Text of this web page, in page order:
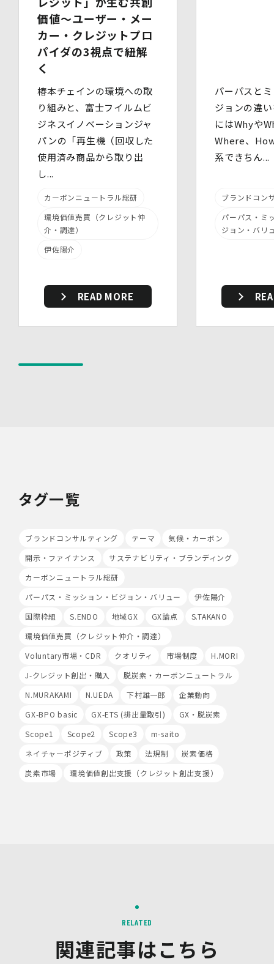
(3)物理的安全管理措置
・個人データを取扱う区域において、従業員の入退室管理
及び持ち込む機器等の制限を行うとともに、権限を有しな
い者による個人データの閲覧を防止する措置を講じていま
す。
・個人データを取り扱う機器、電子媒体及び書類等の盗難
・事務所内外の移動を含め、個人情報を取り扱う機器、電
子媒体及び書類等を持ち運ぶ場合、容易に個人情報が判明
しないよう措置を実施いたします。
(4)技術的安全管理措置
・アクセス制御を実施して、担当者及び取扱う個人情報
データベース等の範囲を限定しています。
の不正アクセス又は不正ソフトウェアから保護する仕組み
を導入しています。
7.本人が容易に認識できない方法による個人情報の取り扱
い
て、Cookieの使用並びに利用者様のIPアドレス、アクセ
め、第三者の運営するツールから当社サイトを訪れる前に
クリックされている広告の情報(クリック日や広告掲載サ
場合があります。
このほか当社では、広告・マーケティング活動のため、第
Google社からその分析結果を受け取り、利用者様の利用
る情報は一切含まれません。また、それらの情報は、
管理されます。
9.第三者配信事業者の広告配信について
Google、Meta（Facebook）、X（Twitter）を含む第
す。）により、インターネット上のさまざまなサイトに当
社の広告が掲載されています。
当社のウェブサイトへの訪問・行動履歴情報に基づいて広
告を配信します。また、当社が保有する個人情報と第三者
配信事業者が保有する個人情報について、本人が特定され
ないデータに不可逆変換した上で第三者配信事業者におい
あります。第三者配信事業者が、これらの情報を広告配信
以外の目的で利用することはありません。
10.保有個人データの開示等
当社の保有個人データについて、利用目的の通知・開示・
内容の訂正・追加又は削除・利用の停止・消去、第三者へ
に定める要件を満たす場合には、当社の定める手続に従っ
て速やかに対応します。
開示等のお求めについては、以下のお問い合わせ窓口まで
価値～ユーザー・メー
カー・クレジットプロ
パイダの3視点で紐解
く
椿本チェインの環境への取
り組みと、富士フイルムビ
ジネスイノベーションジャ
パンの「再生機（回収した
使用済み商品から取り出
し...
カーボンニュートラル総研
環境価値売買（クレジット仲
介・調達）
伊佐陽介
READ MORE
パーパスと
ジョンの違
にはWhyや
Where、
系できちん...
ブランドコン
パーパス・ミ
ジョン・バリ
タグ一覧
ブランドコンサルティング テーマ
気候・カーボン
開示・ファイナンス
サステナビリティ・ブランディング
カーボンニュートラル総研
パーパス・ミッション・ビジョン・バリュー
伊佐陽介
国際枠組
S.ENDO 地域GX GX論点
S.TAKANO
環境価値売買（クレジット仲介・調達）
Voluntary市場・CDR
クオリティ 市場制度
H.MORI
J-クレジット創出・購入
脱炭素・カーボンニュートラル
N.MURAKAMI
N.UEDA 下村雄一郎
企業動向
GX-BPO basic
GX-ETS (排出量取引)
GX・脱炭素
Scope1
Scope2 Scope3
m-saito
ネイチャーポジティブ
政策 法規制
炭素価格
炭素市場
環境価値創出支援（クレジット創出支援）
RELATED
関連記事はこちら